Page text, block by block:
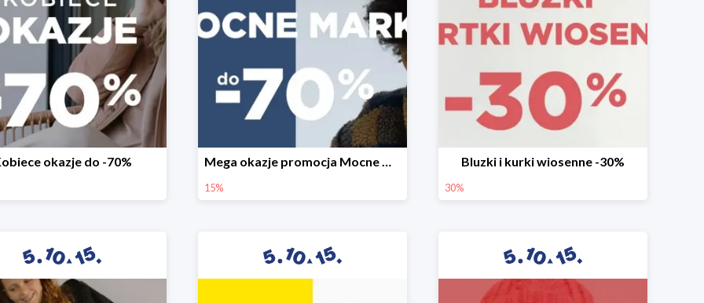
okazje do -70% Mega okazje promocja Mocne marki do -70%
15%
Bluzki i kurki wiosenne -30%
30%